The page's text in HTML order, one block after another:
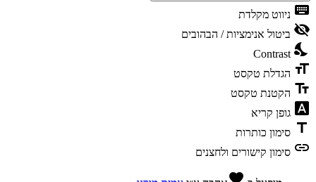
keyboard ניווט מקלדת
visibility_off ביטול אנימציות / הבהובים
nights_stay
Contrast
format_size הגדלת טקסט
text_fields הקטנת טקסט
font_download גופן קריא
title סימון כותרות
link סימון קישורים ולחצנים
favorite